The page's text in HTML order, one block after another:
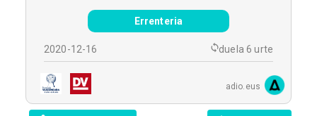
Errenteria
2020-12-16 duela 6 urte
adio.eus